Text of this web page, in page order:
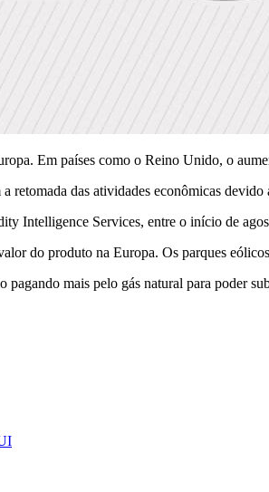
Em países como o Reino Unido, o
retomada das atividades econômicas
Intelligence Services, entre o início de
do produto na Europa. Os parques
pagando mais pelo gás natural para poder